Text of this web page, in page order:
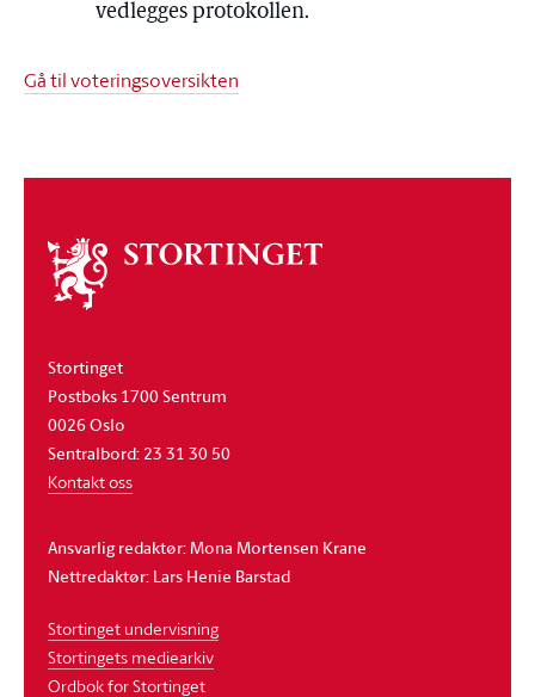
vedlegges protokollen.
Gå til voteringsoversikten
Om
stortinget
Stortinget
Postboks 1700 Sentrum
0026 Oslo
Sentralbord: 23 31 30 50
Kontakt oss
Ansvarlig redaktør: Mona Mortensen Krane
Nettredaktør: Lars Henie Barstad
Stortinget undervisning
Stortingets mediearkiv
Ordbok for Stortinget